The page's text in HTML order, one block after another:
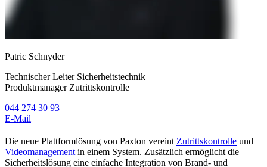
Patric Schnyder
Technischer Leiter Sicherheitstechnik
Produktmanager Zutrittskontrolle
044 274 30 93
E-Mail
Die neue Plattformlösung von Paxton vereint Zutrittskontrolle und
Videomanagement in einem System. Zusätzlich ermöglicht die
Sicherheitslösung eine einfache Integration von Brand- und